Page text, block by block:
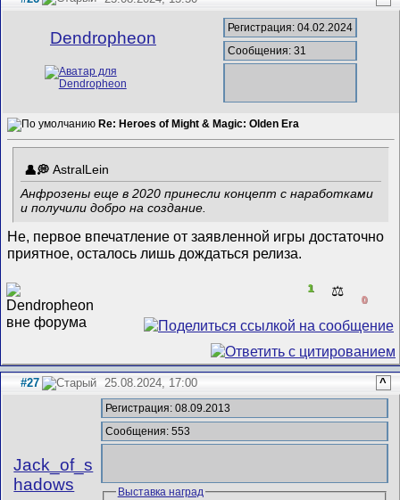
Dendropheon
Регистрация: 04.02.2024
Сообщения: 31
Re: Heroes of Might & Magic: Olden Era
AstralLein
Анфрозены еще в 2020 принесли концепт с наработками
и получили добро на создание.
Не, первое впечатление от заявленной игры достаточно
приятное, осталось лишь дождаться релиза.
1 ⚖️
0
#27 25.08.2024, 17:00 ^
Jack_of_s
hadows
Регистрация: 08.09.2013
Сообщения: 553
Выставка наград